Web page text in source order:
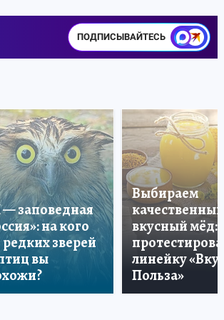
ПОДПИСЫВАЙТЕСЬ
— заповедная
на кого
редких зверей
вы
Выбираем
качественный
вкусный мёд:
линейку «Вкус
Польза»